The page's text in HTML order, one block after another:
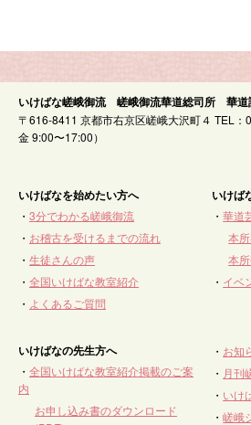
いけばな嵯峨御流 嵯峨御流華道総司所 華道
〒616-8411 京都市右京区嵯峨大沢町４ TEL
金 9:00〜17:00）
いけばなを始めたい方へ
・ 3分でわかる嵯峨御流
・ お稽古を受けるまでの流れ
・ 生徒さんの声
・ 全国いけばな教室紹介
・ よくあるご質問
いけば
・華道
本
本
・ イベ
いけばなの先生方へ
・ 全国いけばな教室紹介掲載のご案
内
お申し込み書のダウンロード
・ お知
・ 月刊
・ いけ
・嵯峨